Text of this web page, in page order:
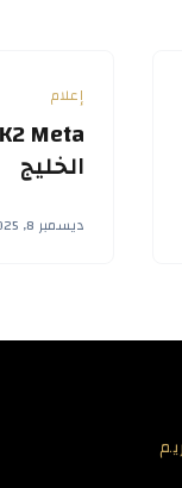
إعلام
الخليج
ديسمبر 8, 2025